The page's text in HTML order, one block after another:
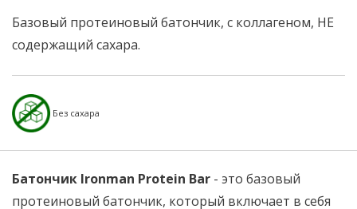
Базовый протеиновый батончик, с коллагеном, НЕ
содержащий сахара.
Без сахара
Батончик Ironman Protein Bar - это базовый
протеиновый батончик, который включает в себя